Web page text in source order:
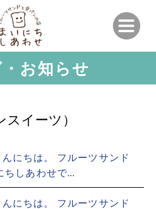
お知らせ
イーツ）
にちは。 フルーツサンド
ちしあわせで…
にちは。 フルーツサンド